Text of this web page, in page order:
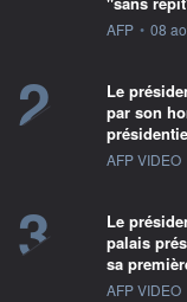
information
AFP • 08
2
Le
par son
information
AFP VIDEO
3
Le
palais
sa
information
AFP VIDEO